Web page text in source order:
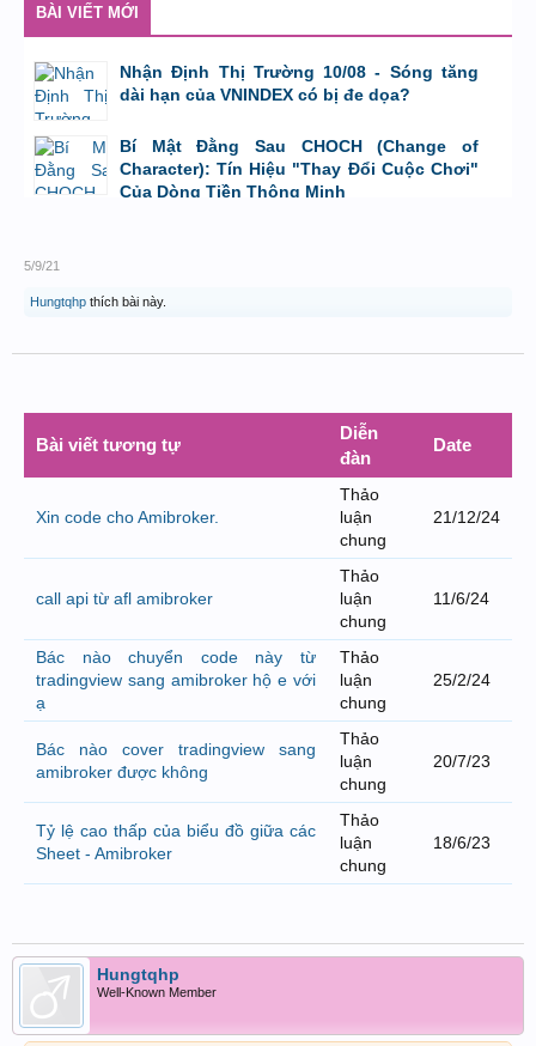
BÀI VIẾT MỚI
Nhận Định Thị Trường 10/08 - Sóng tăng
dài hạn của VNINDEX có bị đe dọa?
bởi Tuấn Thành, 9/8/26 lúc 23:08
Bí Mật Đằng Sau CHOCH (Change of
Character): Tín Hiệu "Thay Đổi Cuộc Chơi"
Của Dòng Tiền Thông Minh
5/9/21
Hungtqhp thích bài này.
Bài viết tương tự
Diễn
đàn
Date
Xin code cho Amibroker.
Thảo
luận
chung
21/12/24
call api từ afl amibroker
Thảo
luận
chung
11/6/24
Bác nào chuyển code này từ
tradingview sang amibroker hộ e với
ạ
Thảo
luận
chung
25/2/24
Bác nào cover tradingview sang
amibroker được không
Thảo
luận
chung
20/7/23
Tỷ lệ cao thấp của biểu đồ giữa các
Sheet - Amibroker
Thảo
luận
chung
18/6/23
Hungtqhp
Well-Known Member